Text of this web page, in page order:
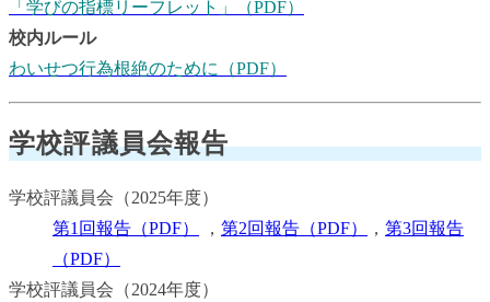
「学びの指標リーフレット」（PDF）
校内ルール
わいせつ行為根絶のために（PDF）
学校評議員会報告
学校評議員会（2025年度）
第1回報告（PDF）
， 第2回報告（PDF） ， 第3回報告
（PDF）
学校評議員会（2024年度）